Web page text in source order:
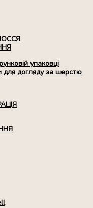
упаковці
для догляду за шерстю